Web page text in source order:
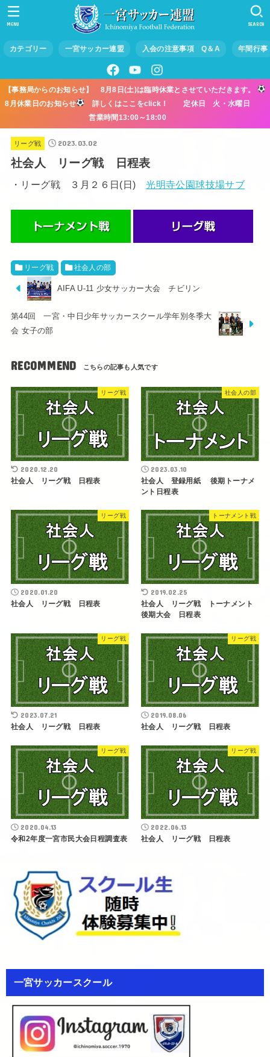
カテゴリー 一宮サッカー連盟 入会の注意事項 Q＆A 年間行事
SEARCH
MENU
【事務局からのお知らせ】 8月8日(土)は臨時休業とさせていただきます。
8月休業日のお知らせ
詳しくはここをclick！ 定休日 火・水曜日
営業時間13:00～18:00
リーグ戦 2023.03.02
社会人 リーグ戦 日程表
・リーグ戦 ３月２６日(日)光明寺公園球技場サブ
リーグ戦 社会人の部
AIFA U-11 少女サッカー大会 チビリン
第44回 一宮・中日少年サッカースクール学年別冬季大
会 女子の部
RECOMMEND
リーグ戦
2020.12.20
社会人 リーグ戦 日程表
社会人の部
2023.03.10
社会人 登録用紙 後期トーナメ
ント日程表
リーグ戦
2020.01.20
社会人 リーグ戦 日程表
トーナメント戦
2019.02.25
社会人 リーグ戦 トーナメント
後期大会 日程表
リーグ戦
2023.07.21
社会人 リーグ戦 日程表
リーグ戦
2019.08.06
社会人 リーグ戦 日程表
リーグ戦
2020.04.13
令和2年度一宮市民大会日程調査表
リーグ戦
2022.06.13
社会人 リーグ戦 日程表
一宮サッカースクール